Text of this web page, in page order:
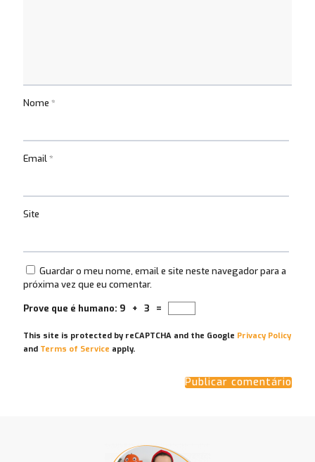
Nome *
Email*
Site
Guardar o meu nome, email e site neste navegador para a
próxima vez que eu comentar.
Prove que é humano: 9 + 3 =
This site is protected by reCAPTCHA and the Google Privacy Policy
and Terms of Service apply.